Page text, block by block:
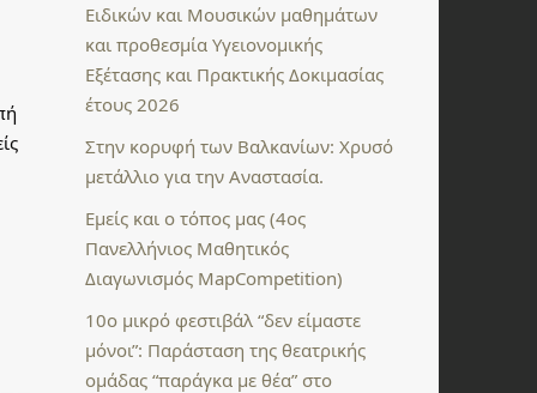
Ειδικών και Μουσικών μαθημάτων
και προθεσμία Υγειονομικής
Εξέτασης και Πρακτικής Δοκιμασίας
έτους 2026
Στην κορυφή των Βαλκανίων: Χρυσό
μετάλλιο για την Αναστασία.
Εμείς και ο τόπος μας (4ος
Πανελλήνιος Μαθητικός
Διαγωνισμός MapCompetition)
10ο μικρό φεστιβάλ “δεν είμαστε
μόνοι”: Παράσταση της θεατρικής
ομάδας “παράγκα με θέα” στο